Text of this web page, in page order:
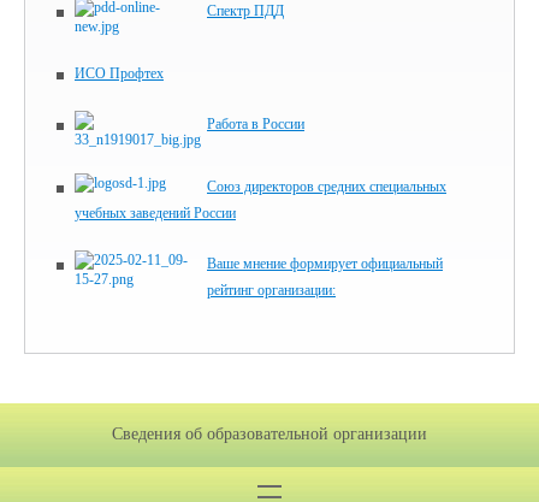
Спектр ПДД
ИСО Профтех
Работа в России
Союз директоров​ средних специальных
учебных заведений России
Ваше мнение формирует официальный
рейтинг организации:
Сведения об образовательной организации